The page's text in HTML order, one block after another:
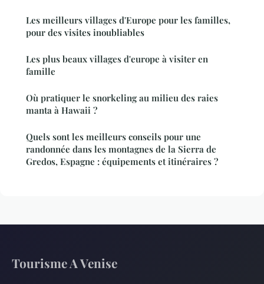
Les meilleurs villages d'Europe pour les familles,
pour des visites inoubliables
Les plus beaux villages d'europe à visiter en
famille
Où pratiquer le snorkeling au milieu des raies
manta à Hawaii ?
Quels sont les meilleurs conseils pour une
randonnée dans les montagnes de la Sierra de
Gredos, Espagne : équipements et itinéraires ?
Tourisme A Venise